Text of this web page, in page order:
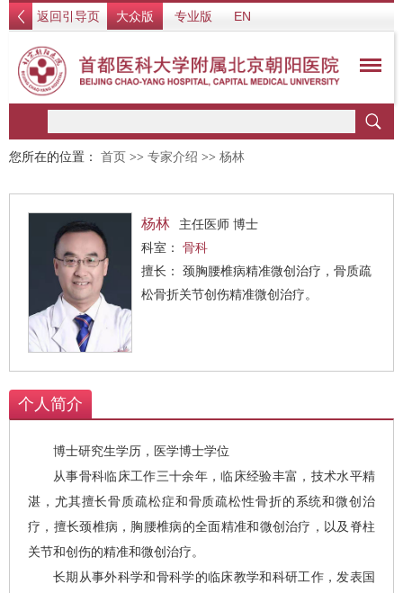
返回引导页 大众版 专业版 EN
您所在的位置： 首页 >> 专家介绍 >> 杨林
杨林
主任医师 博士
科室： 骨科
擅长： 颈胸腰椎病精准微创治疗，骨质疏
松骨折关节创伤精准微创治疗。
个人简介
博士研究生学历，医学博士学位
从事骨科临床工作三十余年，临床经验丰富，技术水平精
湛，尤其擅长骨质疏松症和骨质疏松性骨折的系统和微创治
疗，擅长颈椎病，胸腰椎病的全面精准和微创治疗，以及脊柱
关节和创伤的精准和微创治疗。
长期从事外科学和骨科学的临床教学和科研工作，发表国